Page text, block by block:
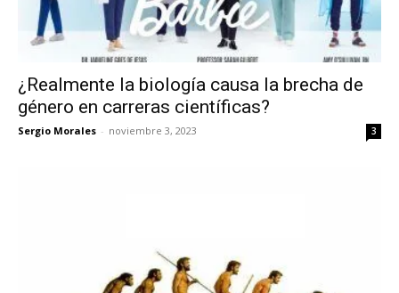
¿Realmente la biología causa la brecha de
género en carreras científicas?
Sergio Morales - noviembre 3, 2023 3